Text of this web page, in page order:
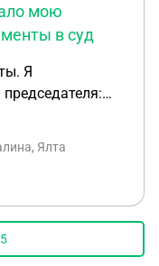
мою
в суд
Я
(следующий
его махинации
принять
мне, имея ввиду
Ялта